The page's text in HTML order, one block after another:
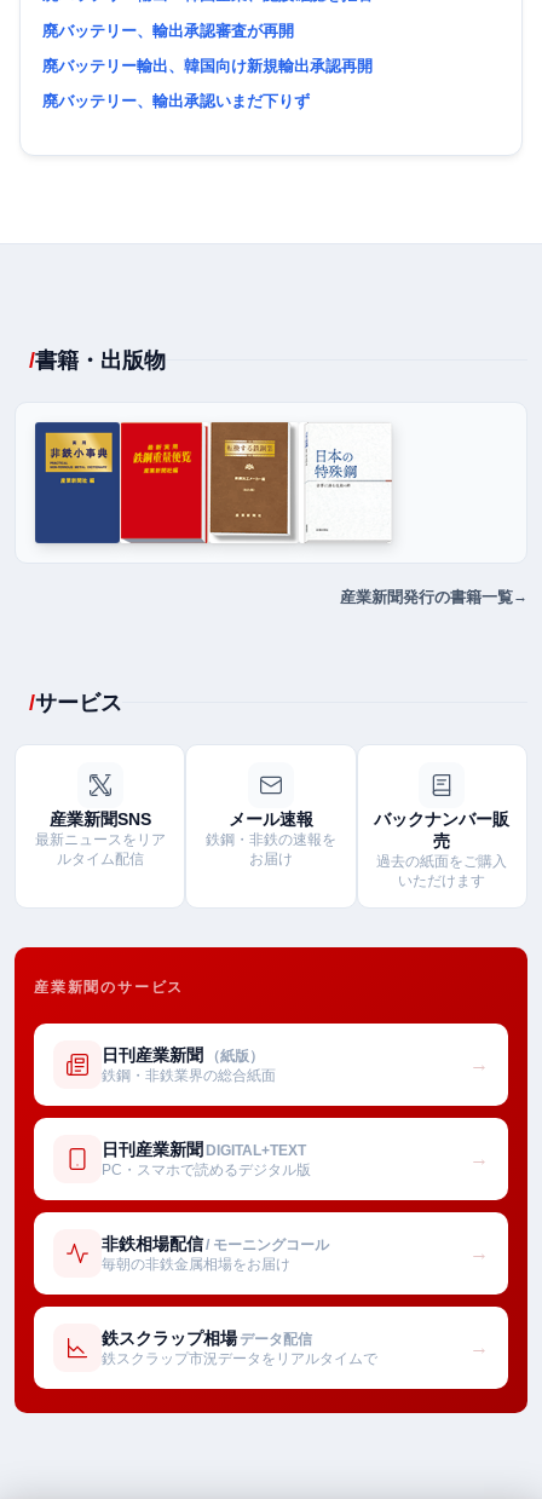
廃バッテリー、輸出承認審査が再開
廃バッテリー輸出、韓国向け新規輸出承認再開
廃バッテリー、輸出承認いまだ下りず
書籍・出版物
産業新聞発行の書籍一覧
サービス
産業新聞SNS
最新ニュースをリア
ルタイム配信
メール速報
鉄鋼・非鉄の速報を
お届け
バックナンバー販
売
過去の紙面をご購入
いただけます
産業新聞のサービス
日刊産業新聞 （紙版）
鉄鋼・非鉄業界の総合紙面
→
日刊産業新聞 DIGITAL+TEXT
PC・スマホで読めるデジタル版
→
非鉄相場配信/ モーニングコール
毎朝の非鉄金属相場をお届け
→
鉄スクラップ相場 データ配信
鉄スクラップ市況データをリアルタイムで
→